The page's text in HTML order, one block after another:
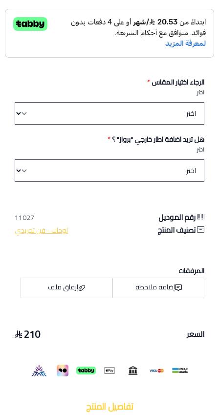
الرجاء اختيار المقاس*
اختر
هل تريد اضافة اطار خارجي "برواز" ؟*
اختر
رقم الموديل 11027
تصنيف المنتج لوحات - فن تجريدي
المرفقات
إضافة ملاحظة
إرفاق ملف
السعر 210
تفاصيل المنتج